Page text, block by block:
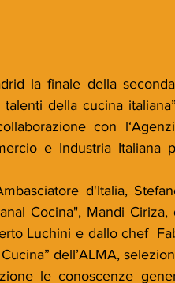
della cucina
con
e Industria Italiana
d'Italia,
Cocina", Mandi Ciriza,
Luchini e dallo chef
dell’ALMA,
le conoscenze